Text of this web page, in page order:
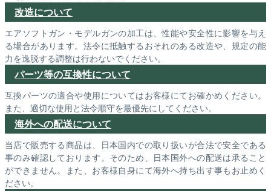
改造について
エアソフトガン・モデルガンの加工は、性能や安全性に影響を与え
る場合があります。法令に抵触するおそれのある改造や、規定の能
力を逸脱する調整は行わないでください。
パーツ等の互換性について
互換パーツの適合や使用についてはお客様にてお確かめください。
また、適切な使用と法令順守を最優先にしてください。
海外への配送について
当店で販売する商品は、日本国内での取り扱いが合法で安全である
事のみ確認しております。そのため、日本国外への配送は承ること
ができません。また、お客様自身にて海外へ持ち出す事もお止めく
ださい。